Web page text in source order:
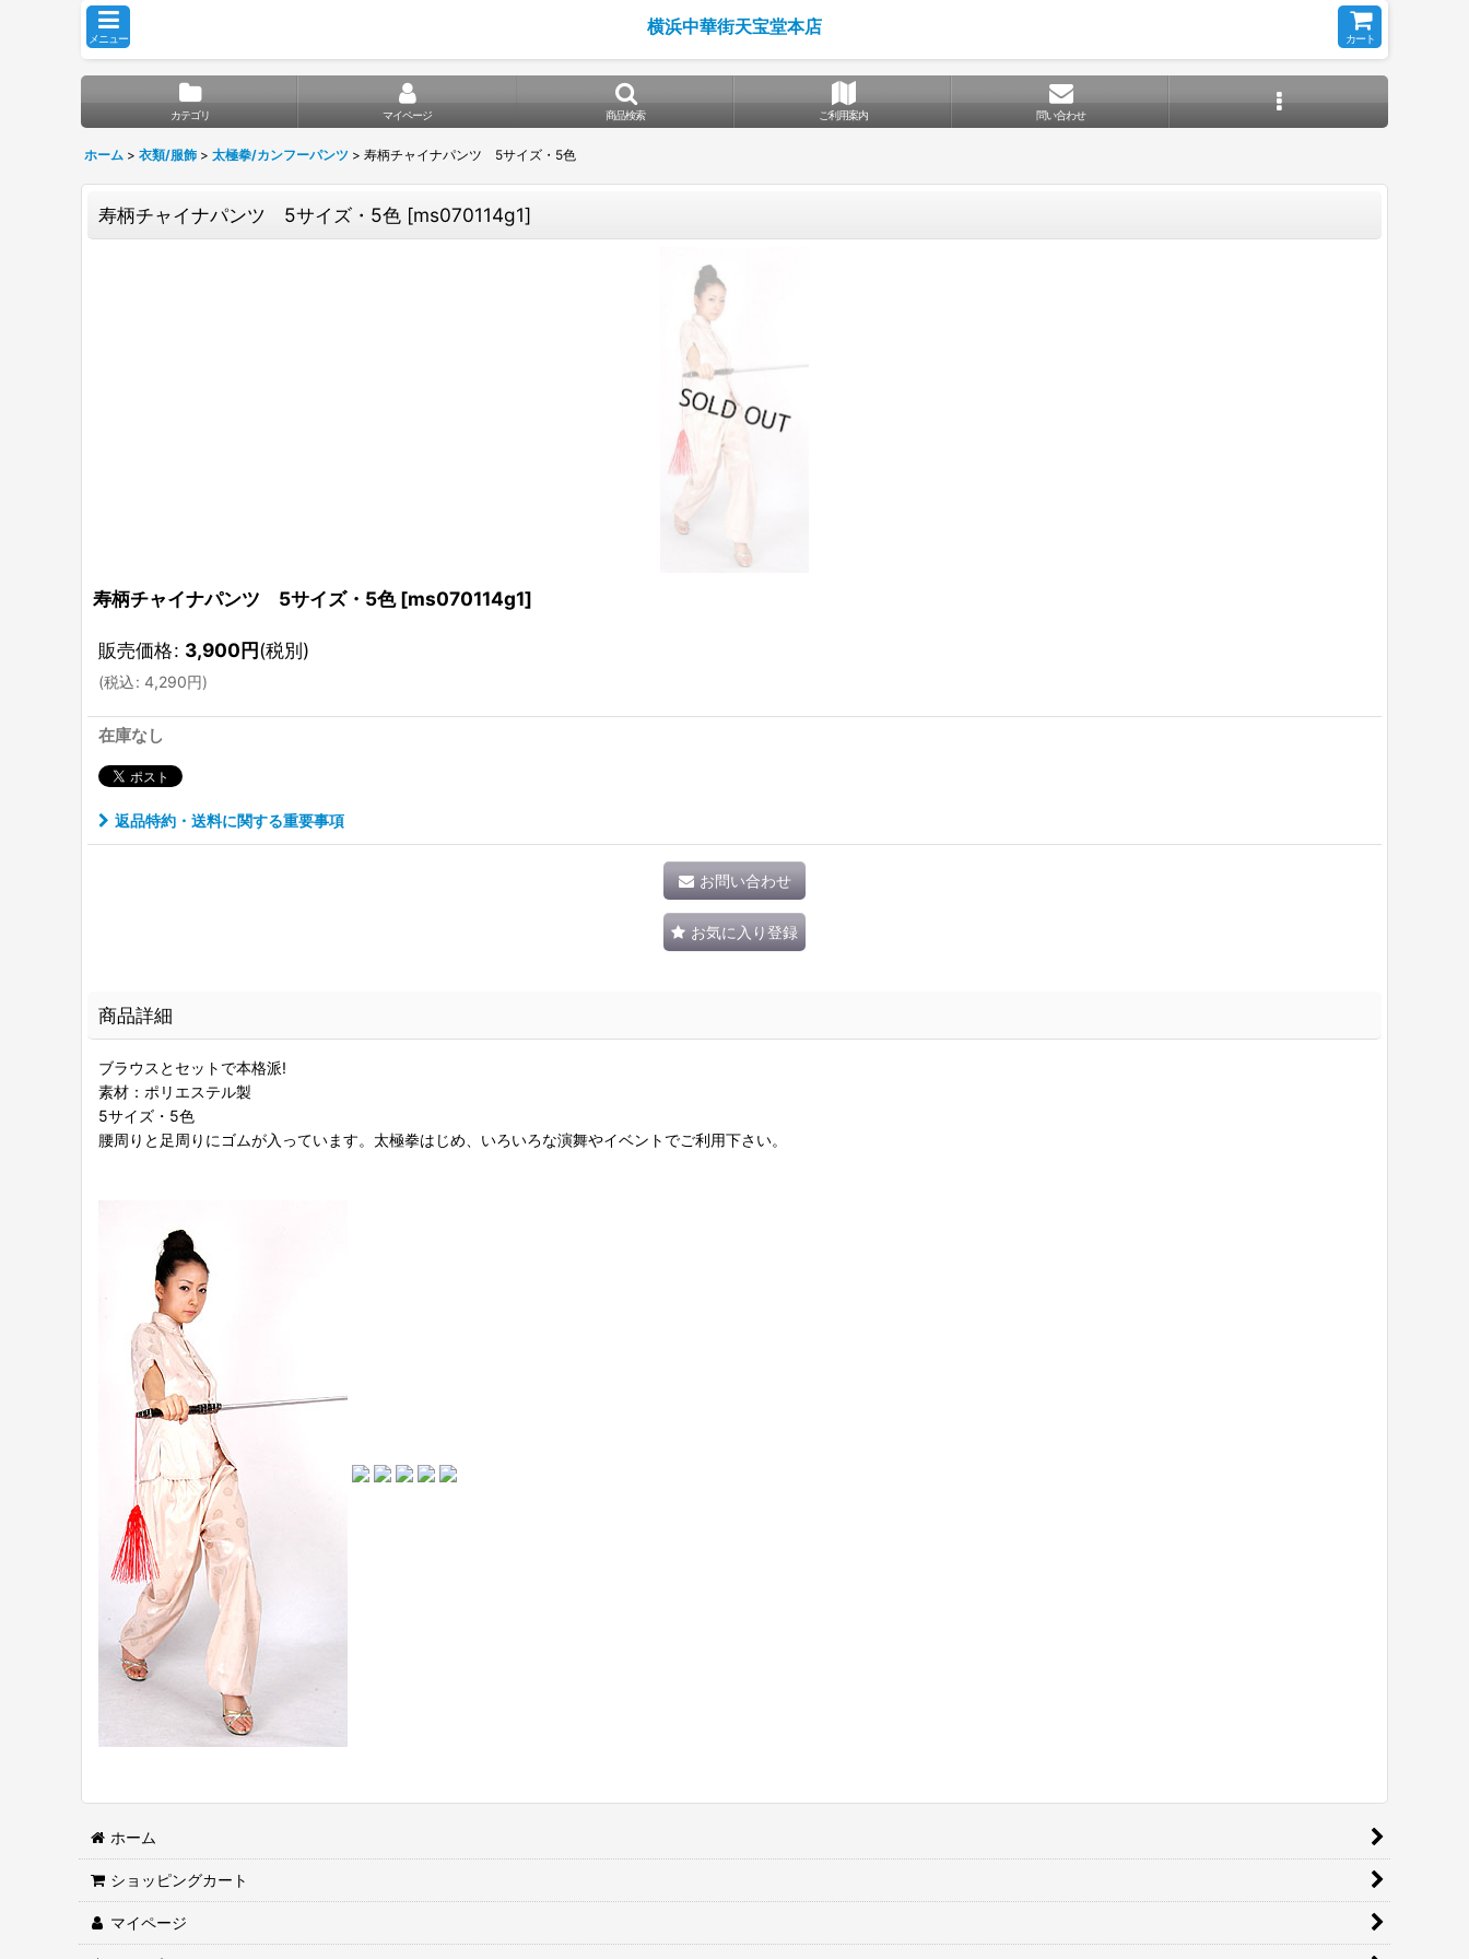
メニュー
横浜中華街天宝堂本店
カート
カテゴリ マイページ 商品検索 ご利用案内 問い合わせ
ホーム > 衣類/服飾 > 太極拳/カンフーパンツ > 寿柄チャイナパンツ 5サイズ・5色
寿柄チャイナパンツ 5サイズ・5色 [ms070114g1]
寿柄チャイナパンツ 5サイズ・5色 [ms070114g1]
販売価格: 3,900円(税別)
(税込: 4,290円)
在庫なし
返品特約・送料に関する重要事項
お問い合わせ
お気に入り登録
商品詳細
ブラウスとセットで本格派!
素材：ポリエステル製
5サイズ・5色
腰周りと足周りにゴムが入っています。太極拳はじめ、いろいろな演舞やイベントでご利用下さい。
ホーム
ショッピングカート
マイページ